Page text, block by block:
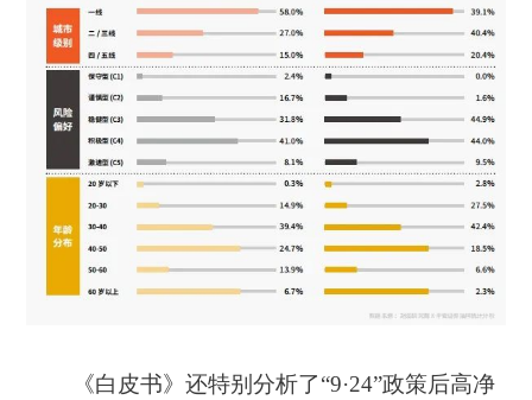
《白皮书》还特别分析了“9·24”政策后高净